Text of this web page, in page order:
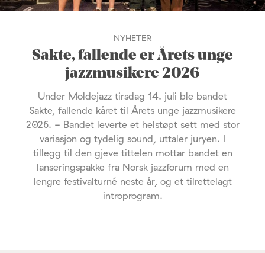
NYHETER
Sakte, fallende er Årets unge
jazzmusikere 2026
Under Moldejazz tirsdag 14. juli ble bandet
Sakte, fallende kåret til Årets unge jazzmusikere
2026. - Bandet leverte et helstøpt sett med stor
variasjon og tydelig sound, uttaler juryen. I
tillegg til den gjeve tittelen mottar bandet en
lanseringspakke fra Norsk jazzforum med en
lengre festivalturné neste år, og et tilrettelagt
introprogram.